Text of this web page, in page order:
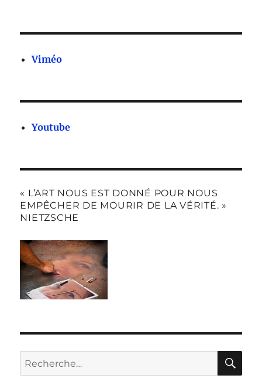
Viméo
Youtube
« L’ART NOUS EST DONNÉ POUR NOUS
EMPÊCHER DE MOURIR DE LA VÉRITÉ. »
NIETZSCHE
Recherche
pour :